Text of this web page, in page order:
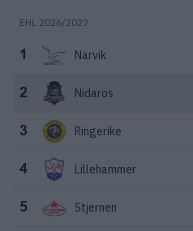
EHL 2026/2027
1 Narvik
2 Nidaros
3 Ringerike
4 Lillehammer
5 Stjernen